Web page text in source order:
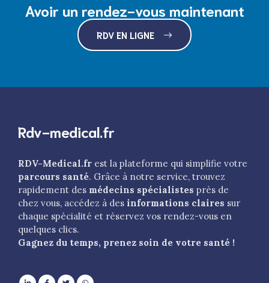
Avoir un rendez-vous maintenant
RDV EN LIGNE
Rdv-medical.fr
RDV-Medical.fr est la plateforme qui simplifie votre
parcours santé. Grâce à notre service, trouvez
rapidement des médecins spécialistes près de
chez vous, accédez à des informations claires sur
chaque spécialité et réservez vos rendez-vous en
quelques clics.
Gagnez du temps, prenez soin de votre santé !